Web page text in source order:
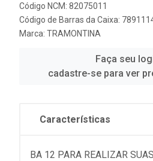
Código NCM: 82075011
Código de Barras da Caixa:
Marca: TRAMONTINA
Faça seu
cadastre-se para ver
Características
BA 12 PARA REALIZAR